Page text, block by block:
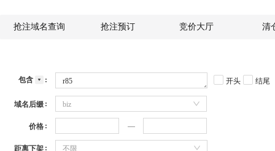
抢注域名查询 抢注预订 竞价大厅 清
包含 开头 结尾
域名后缀 biz
价格
距离下架 不限